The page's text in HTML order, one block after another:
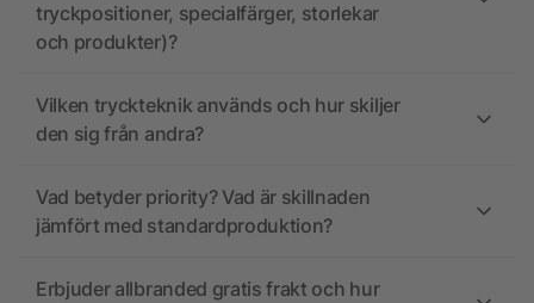
tryckpositioner, specialfärger, storlekar
och produkter)?
Vilken tryckteknik används och hur skiljer
den sig från andra?
Vad betyder priority? Vad är skillnaden
jämfört med standardproduktion?
Erbjuder allbranded gratis frakt och hur